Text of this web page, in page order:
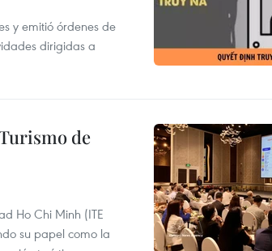
y emitió órdenes de
dirigidas a
de
Ho Chi Minh (ITE
su papel como la